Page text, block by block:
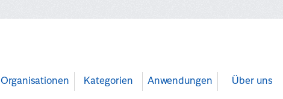
Organisationen Kategorien Anwendungen Über uns